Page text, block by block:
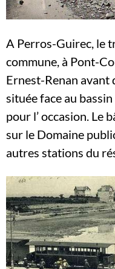
A Perros-Guirec, le
commune, à Pont-
Ernest-Renan avant
située face au
pour l’ occasion. Le
sur le Domaine
autres stations du